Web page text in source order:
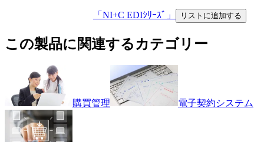
「NI+C EDIｼﾘｰｽﾞ」 リストに追加する
この製品に関連するカテゴリー
購買管理 電子契約システム